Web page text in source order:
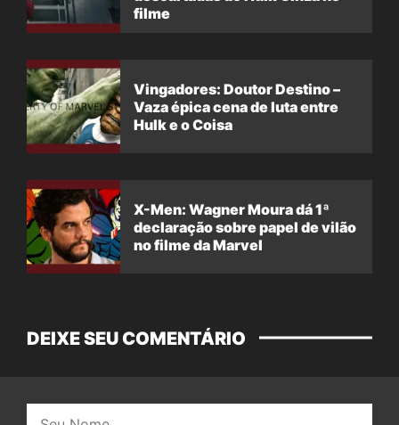
filme
Vingadores: Doutor Destino –
Vaza épica cena de luta entre
Hulk e o Coisa
X-Men: Wagner Moura dá 1ª
declaração sobre papel de vilão
no filme da Marvel
DEIXE SEU COMENTÁRIO